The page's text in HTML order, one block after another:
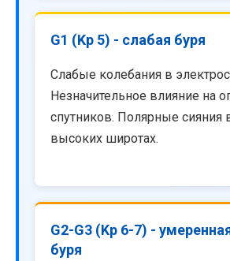
G1 (Kp 5) - слабая буря
Слабые колебания в
Незначительное влияние на
спутников. Полярные сияния
высоких широтах.
G2-G3 (Kp 6-7) -
буря